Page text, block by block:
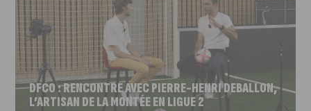
DFCO : RENCONTRE AVEC PIERRE-HENRI DEBALLON,
L’ARTISAN DE LA MONTÉE EN LIGUE 2